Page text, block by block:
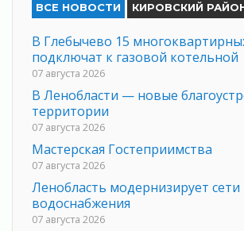
ВСЕ НОВОСТИ КИРОВСКИЙ
В Глебычево 15
подключат к газовой котельной
07 августа 2026
В Ленобласти — новые
территории
07 августа 2026
Мастерская Гостеприимства
07 августа 2026
Ленобласть модернизирует сети
водоснабжения
07 августа 2026